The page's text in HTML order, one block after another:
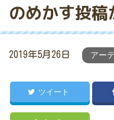
のめかす投稿
2019年5月26日 アー
ツイート